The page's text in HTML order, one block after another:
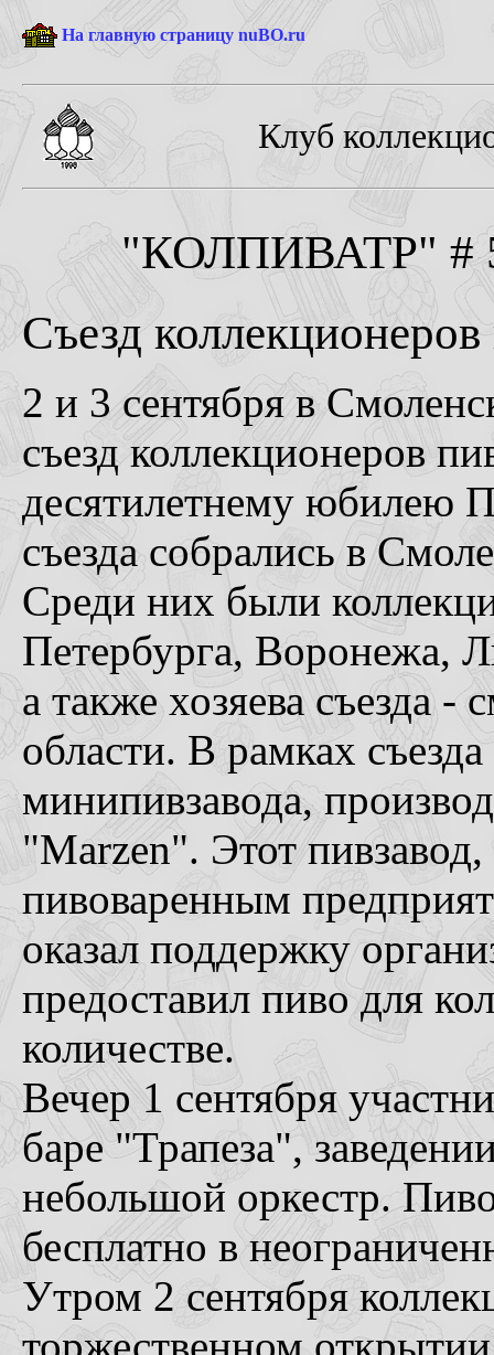
На главную страницу nuBO.ru
Клуб
"КОЛПИВАТР" #
Съезд
2 и 3 сентября в
съезд коллекционеров
десятилетнему юбилею
съезда собрались в
Среди них были
Петербурга, Воронежа,
а также хозяева съезда
области. В рамках
минипивзавода,
"Marzen". Этот
пивоваренным
оказал поддержку
предоставил пиво для
количестве.
Вечер 1 сентября
баре "Трапеза",
небольшой оркестр.
бесплатно в
Утром 2 сентября